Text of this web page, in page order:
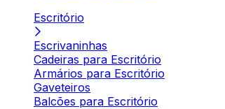
Escritório
Escrivaninhas
Cadeiras para Escritório
Armários para Escritório
Gaveteiros
Balcões para Escritório